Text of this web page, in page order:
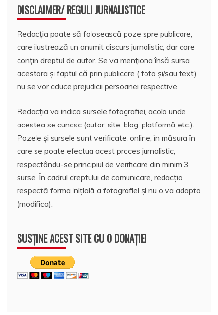
DISCLAIMER/ REGULI JURNALISTICE
Redacția poate să folosească poze spre publicare,
care ilustrează un anumit discurs jurnalistic, dar care
conțin dreptul de autor. Se va menționa însă sursa
acestora și faptul că prin publicare ( foto și/sau text)
nu se vor aduce prejudicii persoanei respective.
Redacția va indica sursele fotografiei, acolo unde
acestea se cunosc (autor, site, blog, platformă etc.).
Pozele și sursele sunt verificate, online, în măsura în
care se poate efectua acest proces jurnalistic,
respectându-se principiul de verificare din minim 3
surse. În cadrul dreptului de comunicare, redacția
respectă forma inițială a fotografiei și nu o va adapta
(modifica).
SUSȚINE ACEST SITE CU O DONAȚIE!